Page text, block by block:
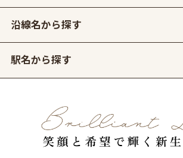
沿線名から探す
駅名から探す